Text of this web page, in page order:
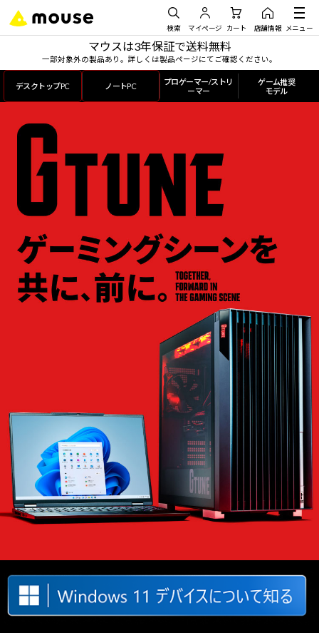
検索 マイページ カート 店舗情報 メニュー
マウスは3年保証で送料無料
一部対象外の製品あり。詳しくは製品ページにてご確認ください。
デスクトップPC ノートPC
プロゲーマー/ストリ
ーマー
ゲーム推奨
モデル